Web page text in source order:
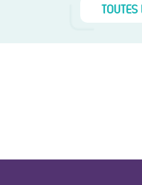
TOUTES